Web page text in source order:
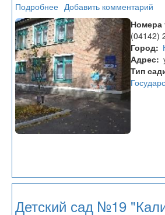
Подробнее
Детский
сад
№20
"Капитошка"
Добавить комментарий
Номера
(04142)
Город
Адрес
Тип
Детский сад №19